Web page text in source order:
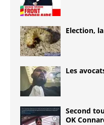
Election,
Les
Second
OK